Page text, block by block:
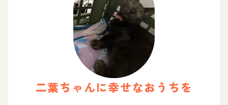
二葉ちゃんに幸せなおうちを